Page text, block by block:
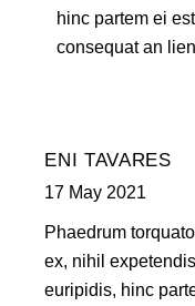
hinc partem ei
consequat an
ENI TAVARES
17 May 2021
Phaedrum
ex, nihil
euripidis, hinc